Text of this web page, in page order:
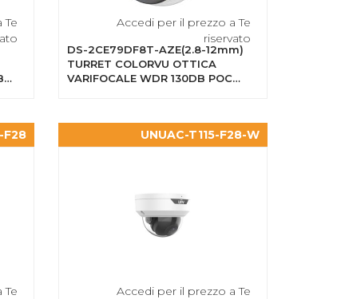
Te
Accedi per il prezzo a Te
riservato
DS-2CE79DF8T-AZE(2.8-12mm)
TURRET COLORVU OTTICA
VARIFOCALE WDR 130DB POC
F28
Te
UNUAC-T115-F28-W
Accedi per il prezzo a Te